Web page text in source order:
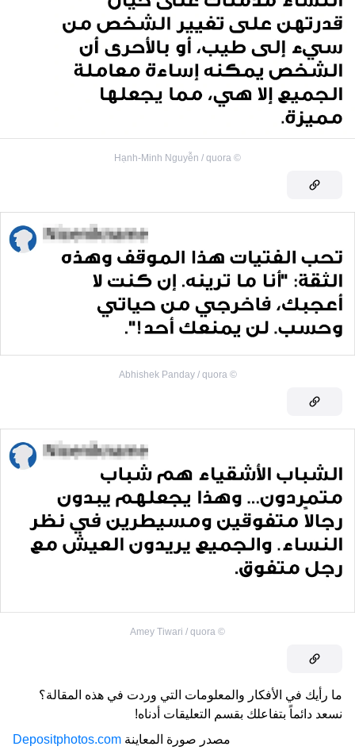
©
Hạnh-Minh Nguyễn / quora
©
Abhishek Panday / quora
©
Amey Tiwari / quora
ما رأيك في الأفكار والمعلومات التي وردت في هذه المقالة؟
نسعد دائماً بتفاعلك بقسم التعليقات أدناه!
مصدر صورة المعاينة Depositphotos.com